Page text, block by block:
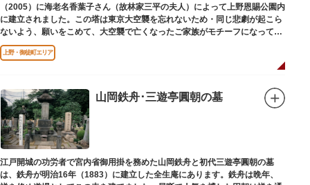
（2005）に海老名香葉子さん（故林家三平の夫人）によって上野恩賜公園内
に建立されました。この塔は東京大空襲を忘れないため・同じ悲劇が起こら
ないよう、願いをこめて、大空襲で亡くなったご家族がモチーフになってい
る平和祈念母子像・時計塔です。
上野・御徒町エリア
山岡鉄舟･三遊亭圓朝の墓
江戸開城の功労者で宮内省御用掛を務めた山岡鉄舟と初代三遊亭圓朝の墓
は、鉄舟が明治16年（1883）に建立した全生庵にあります。鉄舟は晩年、